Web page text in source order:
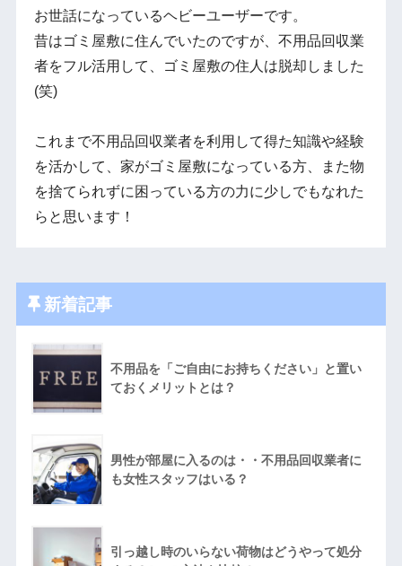
お世話になっているヘビーユーザーです。
昔はゴミ屋敷に住んでいたのですが、不用品回収業
者をフル活用して、ゴミ屋敷の住人は脱却しました
(笑)
これまで不用品回収業者を利用して得た知識や経験
を活かして、家がゴミ屋敷になっている方、また物
を捨てられずに困っている方の力に少しでもなれた
らと思います！
新着記事
不用品を「ご自由にお持ちください」と置い
ておくメリットとは？
男性が部屋に入るのは・・不用品回収業者に
も女性スタッフはいる？
引っ越し時のいらない荷物はどうやって処分